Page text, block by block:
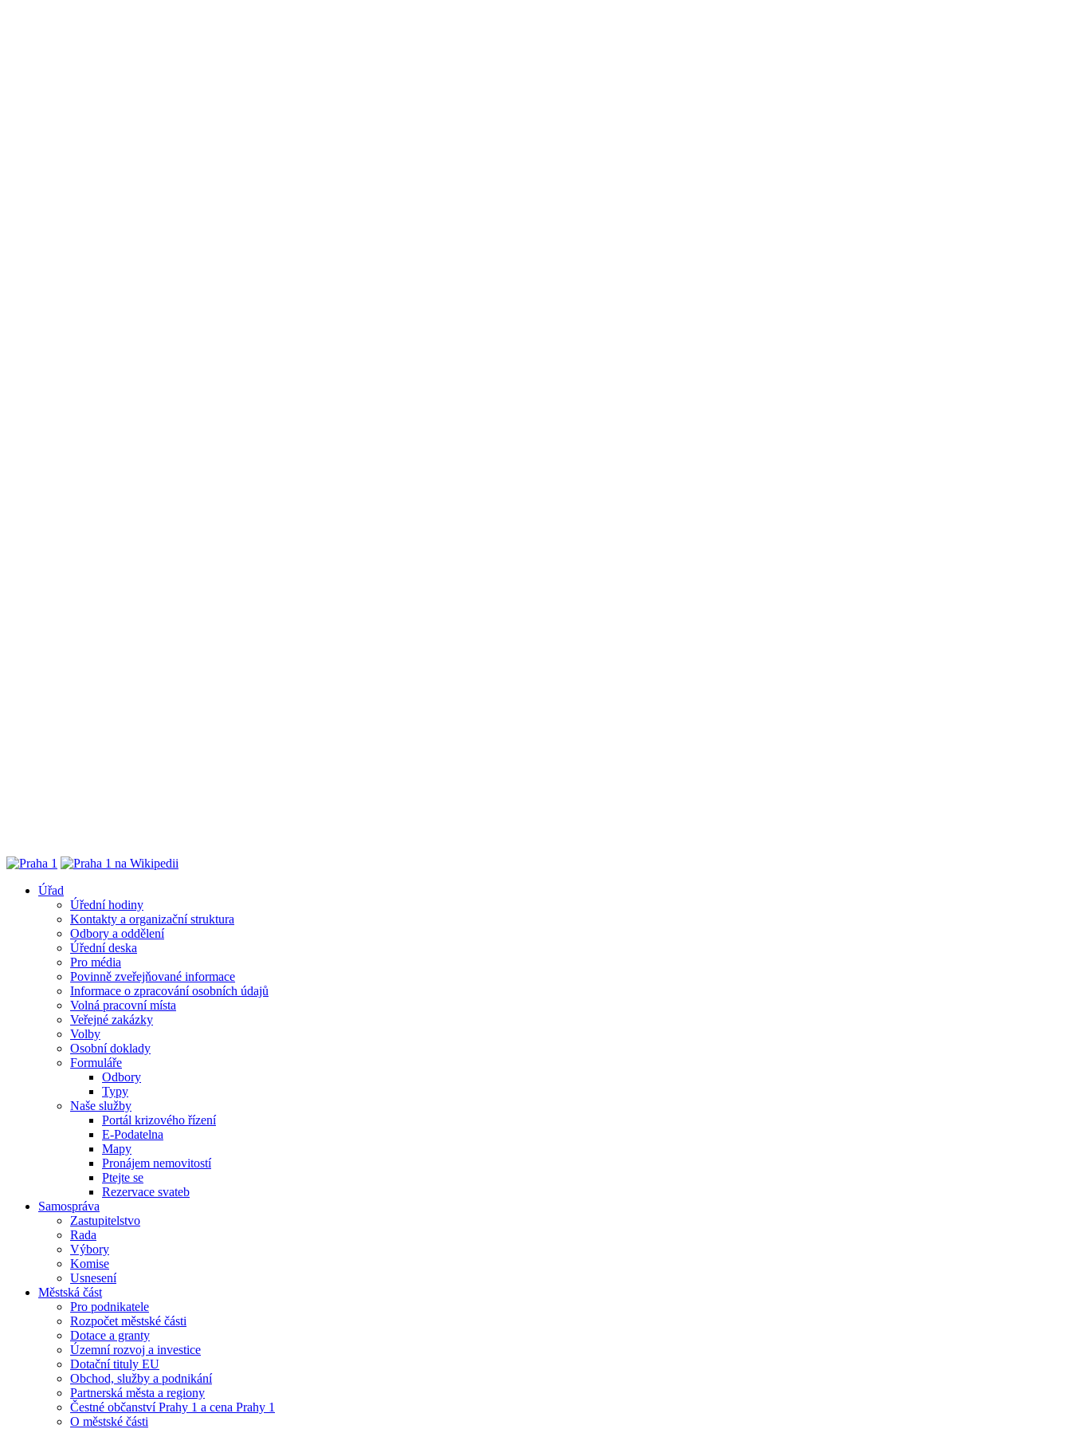
Úřad
Úřední hodiny
Kontakty a organizační struktura
Odbory a oddělení
Úřední deska
Pro média
Povinně zveřejňované informace
Informace o zpracování osobních údajů
Volná pracovní místa
Veřejné zakázky
Volby
Osobní doklady
Formuláře
Odbory
Typy
Naše služby
Portál krizového řízení
E-Podatelna
Mapy
Pronájem nemovitostí
Ptejte se
Rezervace svateb
Samospráva
Zastupitelstvo
Rada
Výbory
Komise
Usnesení
Městská část
Pro podnikatele
Rozpočet městské části
Dotace a granty
Územní rozvoj a investice
Dotační tituly EU
Obchod, služby a podnikání
Partnerská města a regiony
Čestné občanství Prahy 1 a cena Prahy 1
O městské části